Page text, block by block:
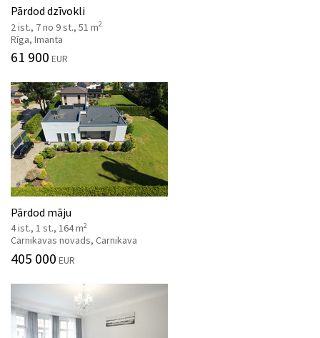
Pārdod dzīvokli
2 ist., 7 no 9 st., 51 m2
Rīga, Imanta
61 900 EUR
Pārdod māju
4 ist., 1 st., 164 m2
Carnikavas novads, Carnikava
405 000 EUR